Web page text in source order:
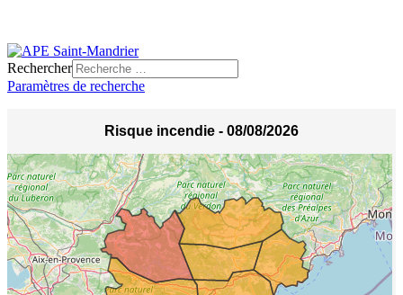
Rechercher
Paramètres de recherche